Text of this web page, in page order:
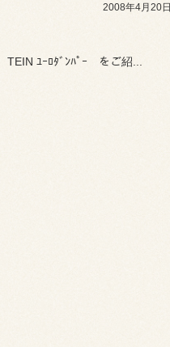
2008年4月20日
ﾕｰﾛﾀﾞﾝﾊﾟｰ をご紹...